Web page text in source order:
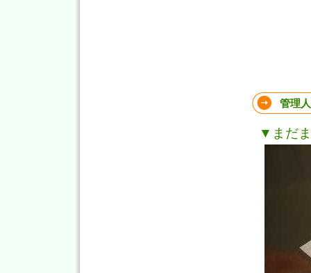
管理
▼まだ